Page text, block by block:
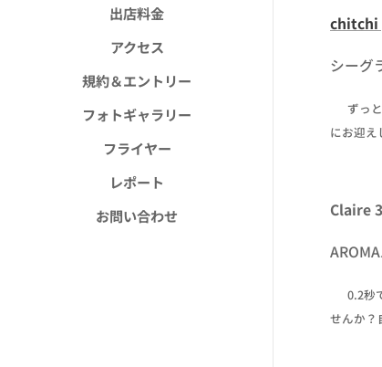
出店料金
アクセス
規約＆エントリー
フォトギャラリー
フライヤー
レポート
お問い合わせ
chitchi
シーグ
✒ ずっ
にお迎え
Claire
✒ 0.2秒
せんか？